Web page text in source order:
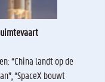
“China landt op de
“SpaceX bouwt